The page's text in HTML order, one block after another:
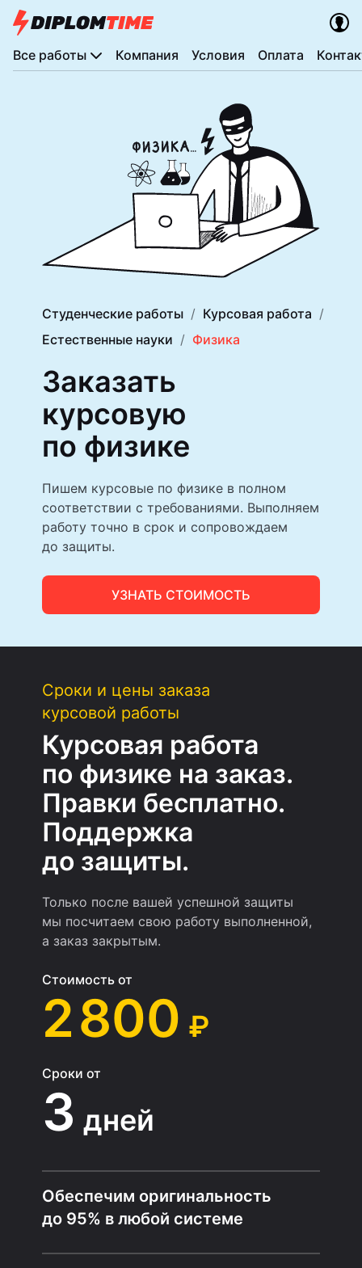
Все работы Компания Условия Оплата
Студенческие работы
Курсовая работа
Естественные науки
Физика
Заказать
курсовую
по физике
Пишем курсовые по физике в полном
соответствии с требованиями. Выполняем
работу точно в срок и сопровождаем
до защиты.
УЗНАТЬ СТОИМОСТЬ
Сроки и цены заказа
курсовой работы
Курсовая работа
по физике на заказ.
Правки бесплатно.
Поддержка
до защиты.
Только после вашей успешной защиты
мы посчитаем свою работу выполненной,
а заказ закрытым.
Стоимость от
2 800 ₽
Сроки от
3 дней
Обеспечим оригинальность
до 95% в любой системе